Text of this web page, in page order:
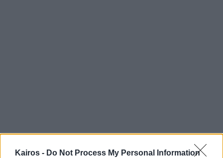
Kairos - Do Not Process My Personal Information